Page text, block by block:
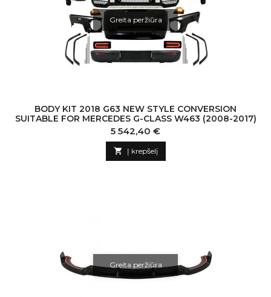
Greita peržiūra
BODY KIT 2018 G63 NEW STYLE CONVERSION
SUITABLE FOR MERCEDES G-CLASS W463 (2008-2017)
Kaina
5 542,40 €
 Į krepšelį
Greita peržiūra